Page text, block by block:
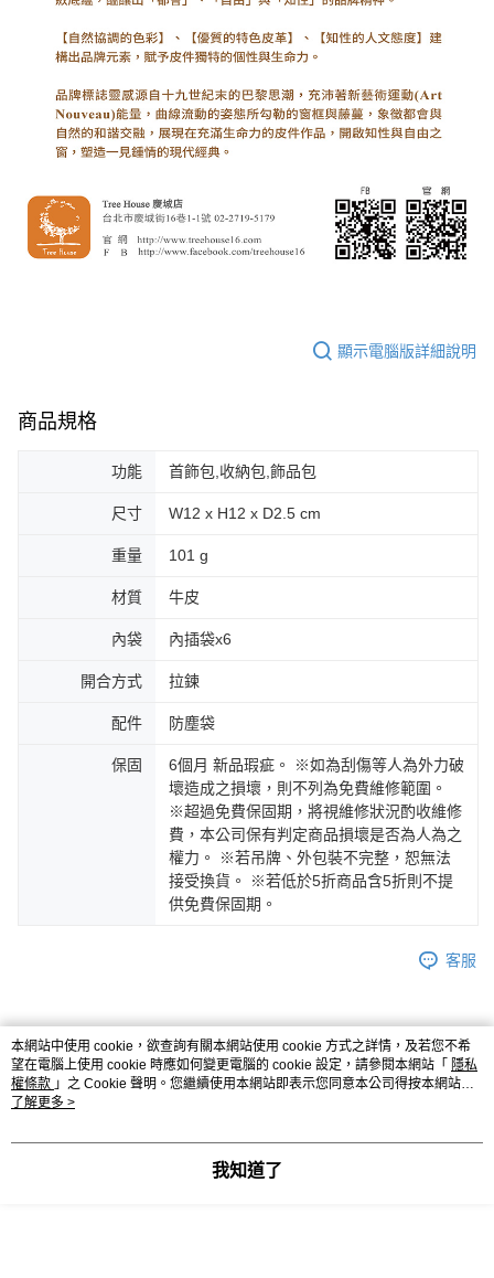
顯示電腦版詳細說明
商品規格
功能 首飾包,收納包,飾品包
尺寸 W12 x H12 x D2.5 cm
重量 101 g
材質 牛皮
內袋 內插袋x6
開合方式 拉鍊
配件 防塵袋
保固
6個月 新品瑕疵。 ※如為刮傷等人為外力破
壞造成之損壞，則不列為免費維修範圍。
※超過免費保固期，將視維修狀況酌收維修
費，本公司保有判定商品損壞是否為人為之
權力。 ※若吊牌、外包裝不完整，恕無法
接受換貨。 ※若低於5折商品含5折則不提
供免費保固期。
客服
商品相關分類 (3) 查看全部
【 皮件 LouiseC. 設計品牌 】 全部商品
本網站中使用 cookie，欲查詢有關本網站使用 cookie 方式之詳情，及若您不希
望在電腦上使用 cookie 時應如何變更電腦的 cookie 設定，請參閱本網站「 隱私
權條款 」之 Cookie 聲明。您繼續使用本網站即表示您同意本公司得按本網站使
用條款之 Cookie 聲明使用 cookie。
了解更多 >
我知道了